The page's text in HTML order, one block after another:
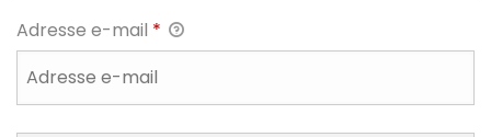
Adresse e-mail *